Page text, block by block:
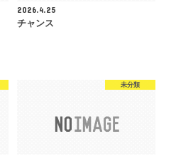
2026.4.25
チャンス
未分類